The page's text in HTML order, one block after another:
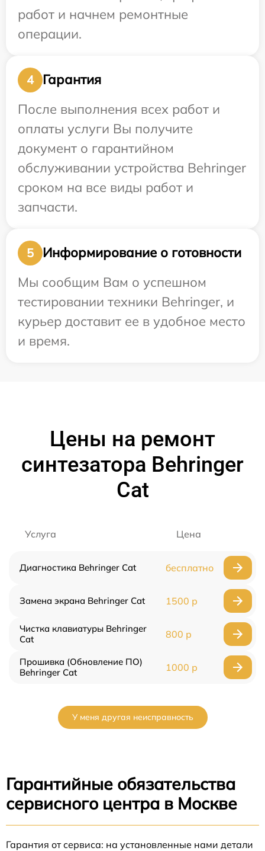
работ и начнем ремонтные
операции.
4
Гарантия
После выполнения всех работ и
оплаты услуги Вы получите
документ о гарантийном
обслуживании устройства Behringer
сроком на все виды работ и
запчасти.
5
Информирование о готовности
Мы сообщим Вам о успешном
тестировании техники Behringer, и
курьер доставит ее в удобное место
и время.
Цены на ремонт
синтезатора Behringer
Cat
Услуга Цена
Диагностика Behringer Cat бесплатно
Замена экрана Behringer Cat 1500 р
Чистка клавиатуры Behringer
Cat
800 р
Прошивка (Обновление ПО)
Behringer Cat
1000 р
У меня другая неисправность
Гарантийные обязательства
сервисного центра в Москве
Гарантия от сервиса: на установленные нами детали